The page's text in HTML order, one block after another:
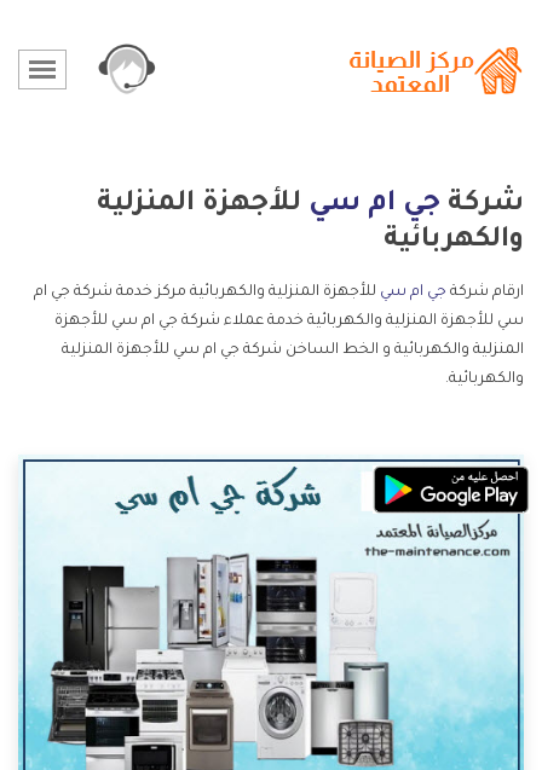
شركة جي ام سي للأجهزة المنزلية
والكهربائية
ارقام شركة جي ام سي للأجهزة المنزلية والكهربائية مركز خدمة شركة جي ام
سي للأجهزة المنزلية والكهربائية خدمة عملاء شركة جي ام سي للأجهزة
المنزلية والكهربائية و الخط الساخن شركة جي ام سي للأجهزة المنزلية
والكهربائية.